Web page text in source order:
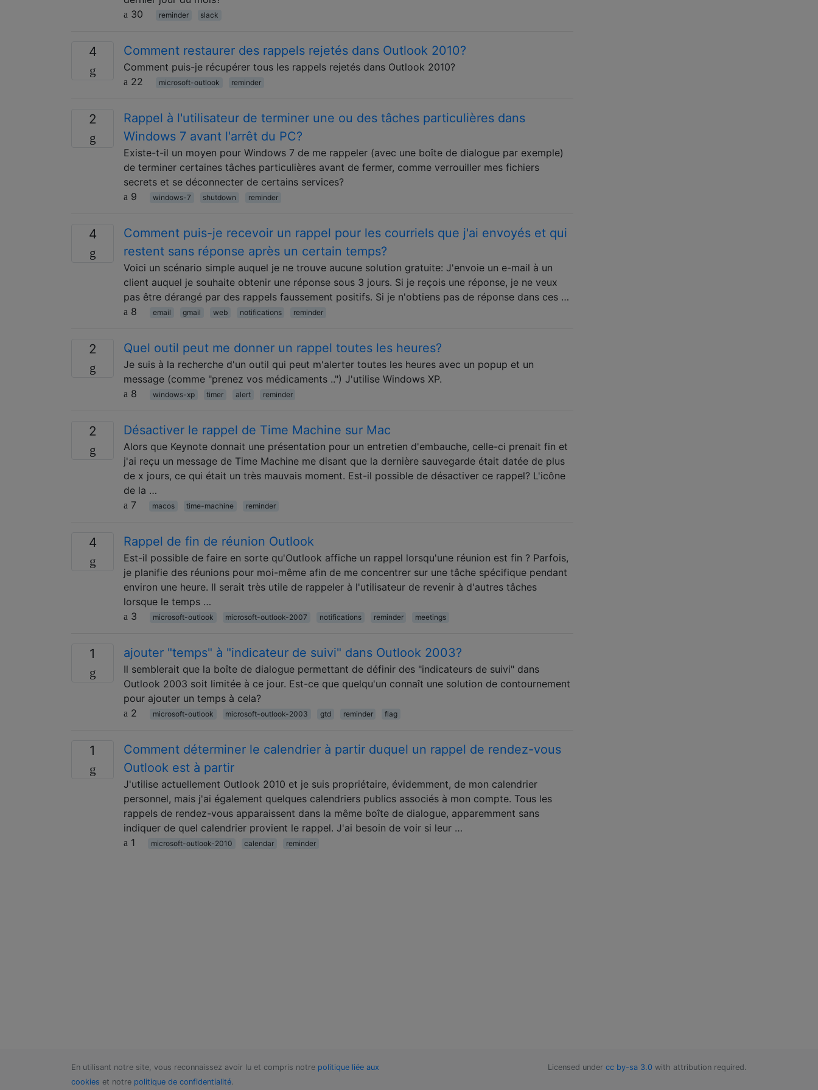
30
reminder slack
4 Comment restaurer des rappels rejetés dans Outlook 2010?
Comment puis-je récupérer tous les rappels rejetés dans Outlook 2010?
22
microsoft-outlook reminder
2
Rappel à l'utilisateur de terminer une ou des tâches particulières dans
Windows 7 avant l'arrêt du PC?
Existe-t-il un moyen pour Windows 7 de me rappeler (avec une boîte de dialogue par exemple)
de terminer certaines tâches particulières avant de fermer, comme verrouiller mes fichiers
secrets et se déconnecter de certains services?
9
windows-7 shutdown reminder
4
Comment puis-je recevoir un rappel pour les courriels que j'ai envoyés et qui
restent sans réponse après un certain temps?
Voici un scénario simple auquel je ne trouve aucune solution gratuite: J'envoie un e-mail à un
client auquel je souhaite obtenir une réponse sous 3 jours. Si je reçois une réponse, je ne veux
pas être dérangé par des rappels faussement positifs. Si je n'obtiens pas de réponse dans ces …
8
email gmail web notifications reminder
2 Quel outil peut me donner un rappel toutes les heures?
Je suis à la recherche d'un outil qui peut m'alerter toutes les heures avec un popup et un
message (comme "prenez vos médicaments ..") J'utilise Windows XP.
8
windows-xp timer alert reminder
2 Désactiver le rappel de Time Machine sur Mac
Alors que Keynote donnait une présentation pour un entretien d'embauche, celle-ci prenait fin et
j'ai reçu un message de Time Machine me disant que la dernière sauvegarde était datée de plus
de x jours, ce qui était un très mauvais moment. Est-il possible de désactiver ce rappel? L'icône
de la …
7
macos time-machine reminder
4 Rappel de fin de réunion Outlook
Est-il possible de faire en sorte qu'Outlook affiche un rappel lorsqu'une réunion est fin ? Parfois,
je planifie des réunions pour moi-même afin de me concentrer sur une tâche spécifique pendant
environ une heure. Il serait très utile de rappeler à l'utilisateur de revenir à d'autres tâches
lorsque le temps …
3
microsoft-outlook microsoft-outlook-2007 notifications reminder meetings
1 ajouter "temps" à "indicateur de suivi" dans Outlook 2003?
Il semblerait que la boîte de dialogue permettant de définir des "indicateurs de suivi" dans
Outlook 2003 soit limitée à ce jour. Est-ce que quelqu'un connaît une solution de contournement
pour ajouter un temps à cela?
2
microsoft-outlook microsoft-outlook-2003 gtd reminder flag
1
Comment déterminer le calendrier à partir duquel un rappel de rendez-vous
Outlook est à partir
J'utilise actuellement Outlook 2010 et je suis propriétaire, évidemment, de mon calendrier
personnel, mais j'ai également quelques calendriers publics associés à mon compte. Tous les
rappels de rendez-vous apparaissent dans la même boîte de dialogue, apparemment sans
indiquer de quel calendrier provient le rappel. J'ai besoin de voir si leur …
1
microsoft-outlook-2010 calendar reminder
En utilisant notre site, vous reconnaissez avoir lu et compris notre politique liée aux
cookies et notre politique de confidentialité.
Licensed under cc by-sa 3.0 with attribution required.